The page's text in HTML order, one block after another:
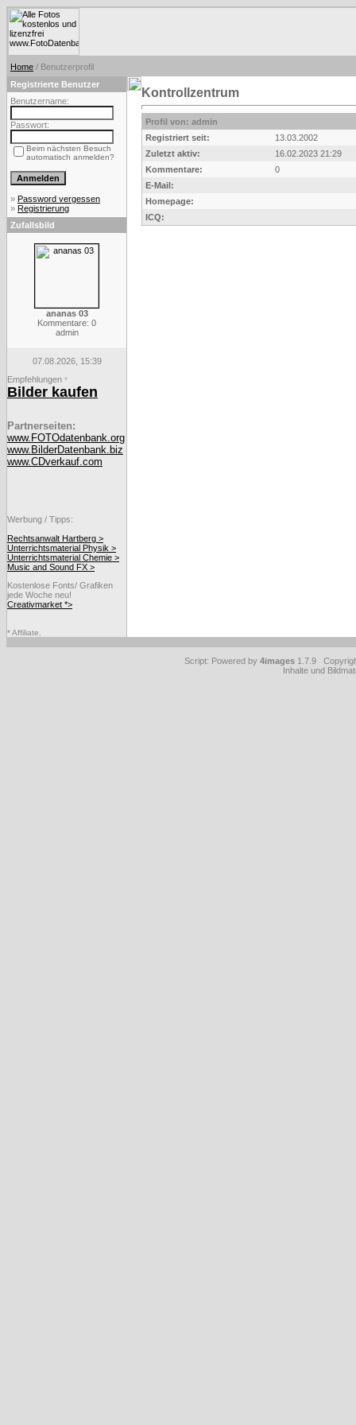
Home / Benutzerprofil
Registrierte Benutzer
Benutzername:
Passwort:
Beim nächsten Besuch
automatisch anmelden?
» Password vergessen
» Registrierung
Zufallsbild
ananas 03
Kommentare: 0
admin
07.08.2026, 15:39
Empfehlungen *
Bilder kaufen
Partnerseiten:
www.FOTOdatenbank.org
www.BilderDatenbank.biz
www.CDverkauf.com
Werbung / Tipps:
Rechtsanwalt Hartberg >
Unterrichtsmaterial Physik >
Unterrichtsmaterial Chemie >
Music and Sound FX >
Kostenlose Fonts/ Grafiken
jede Woche neu!
Creativmarket *>
* Affiliate.
Kontrollzentrum
Profil von: admin
Registriert seit:
13.03.2002
Zuletzt aktiv:
16.02.2023 21:29
Kommentare:
0
E-Mail:
Homepage:
ICQ:
Script: Powered by 4images 1.7.9
Inhalte und